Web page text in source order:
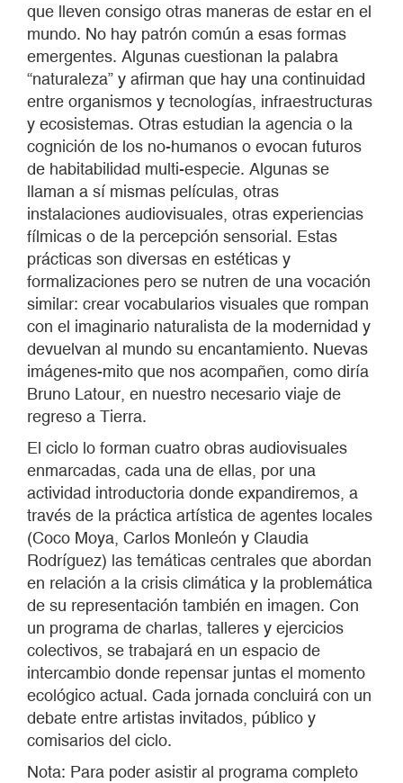
que lleven consigo otras maneras de estar en el
mundo. No hay patrón común a esas formas
emergentes. Algunas cuestionan la palabra
“naturaleza” y afirman que hay una continuidad
entre organismos y tecnologías, infraestructuras
y ecosistemas. Otras estudian la agencia o la
cognición de los no-humanos o evocan futuros
de habitabilidad multi-especie. Algunas se
llaman a sí mismas películas, otras
instalaciones audiovisuales, otras experiencias
fílmicas o de la percepción sensorial. Estas
prácticas son diversas en estéticas y
formalizaciones pero se nutren de una vocación
similar: crear vocabularios visuales que rompan
con el imaginario naturalista de la modernidad y
devuelvan al mundo su encantamiento. Nuevas
imágenes-mito que nos acompañen, como diría
Bruno Latour, en nuestro necesario viaje de
regreso a Tierra.
El ciclo lo forman cuatro obras audiovisuales
enmarcadas, cada una de ellas, por una
actividad introductoria donde expandiremos, a
través de la práctica artística de agentes locales
(Coco Moya, Carlos Monleón y Claudia
Rodríguez) las temáticas centrales que abordan
en relación a la crisis climática y la problemática
de su representación también en imagen. Con
un programa de charlas, talleres y ejercicios
colectivos, se trabajará en un espacio de
intercambio donde repensar juntas el momento
ecológico actual. Cada jornada concluirá con un
debate entre artistas invitados, público y
comisarios del ciclo.
Nota: Para poder asistir al programa completo